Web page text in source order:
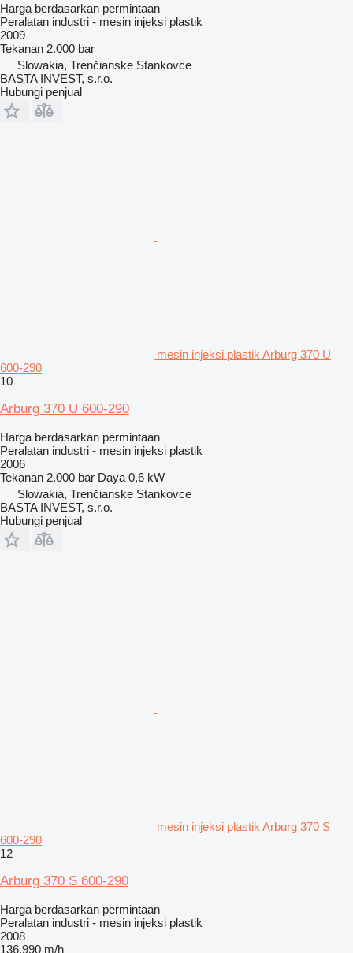
Harga berdasarkan permintaan
Peralatan industri - mesin injeksi plastik
2009
Tekanan 2.000 bar
Slowakia, Trenčianske Stankovce
BASTA INVEST, s.r.o.
Hubungi penjual
mesin injeksi plastik Arburg 370 U
600-290
10
Arburg 370 U 600-290
Harga berdasarkan permintaan
Peralatan industri - mesin injeksi plastik
2006
Tekanan 2.000 bar Daya 0,6 kW
Slowakia, Trenčianske Stankovce
BASTA INVEST, s.r.o.
Hubungi penjual
mesin injeksi plastik Arburg 370 S
600-290
12
Arburg 370 S 600-290
Harga berdasarkan permintaan
Peralatan industri - mesin injeksi plastik
2008
136.990 m/h